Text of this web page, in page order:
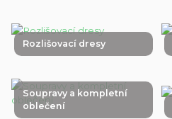
Rozlišovací dresy
Soupravy a kompletní
oblečení